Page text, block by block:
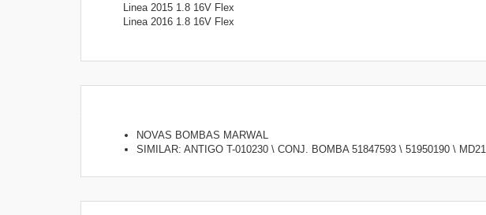
Linea 2015 1.8 16V Flex
Linea 2016 1.8 16V Flex
NOVAS BOMBAS MARWAL
SIMILAR: ANTIGO T-010230 \ CONJ. BOMBA 51847593 \ 51950190 \